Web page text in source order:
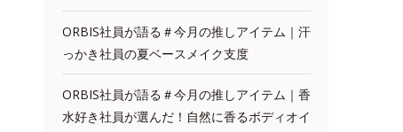
ORBIS社員が語る＃今月の推しアイテム｜汗
っかき社員の夏ベースメイク支度
ORBIS社員が語る＃今月の推しアイテム｜香
水好き社員が選んだ！自然に香るボディオイ